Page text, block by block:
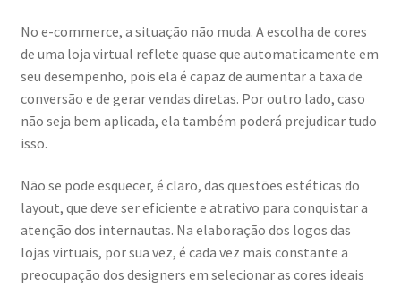
No e-commerce, a situação não muda. A escolha de cores
de uma loja virtual reflete quase que automaticamente em
seu desempenho, pois ela é capaz de aumentar a taxa de
conversão e de gerar vendas diretas. Por outro lado, caso
não seja bem aplicada, ela também poderá prejudicar tudo
isso.
Não se pode esquecer, é claro, das questões estéticas do
layout, que deve ser eficiente e atrativo para conquistar a
atenção dos internautas. Na elaboração dos logos das
lojas virtuais, por sua vez, é cada vez mais constante a
preocupação dos designers em selecionar as cores ideais